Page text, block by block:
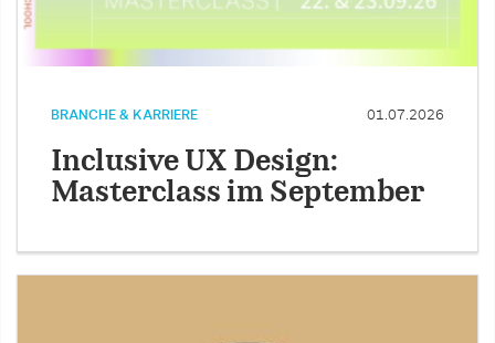
BRANCHE & KARRIERE 01.07.2026
Inclusive UX Design:
Masterclass im September